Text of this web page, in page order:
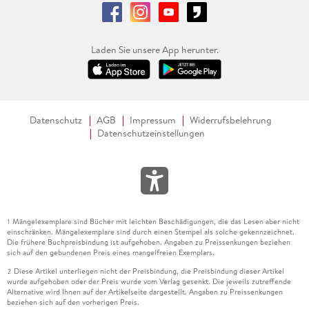
Laden Sie unsere App herunter.
Datenschutz AGB Impressum
Widerrufsbelehrung
Datenschutzeinstellungen
1 Mängelexemplare sind Bücher mit leichten Beschädigungen, die das Lesen aber nicht
einschränken. Mängelexemplare sind durch einen Stempel als solche gekennzeichnet.
Die frühere Buchpreisbindung ist aufgehoben. Angaben zu Preissenkungen beziehen
sich auf den gebundenen Preis eines mangelfreien Exemplars.
2 Diese Artikel unterliegen nicht der Preisbindung, die Preisbindung dieser Artikel
wurde aufgehoben oder der Preis wurde vom Verlag gesenkt. Die jeweils zutreffende
Alternative wird Ihnen auf der Artikelseite dargestellt. Angaben zu Preissenkungen
beziehen sich auf den vorherigen Preis.